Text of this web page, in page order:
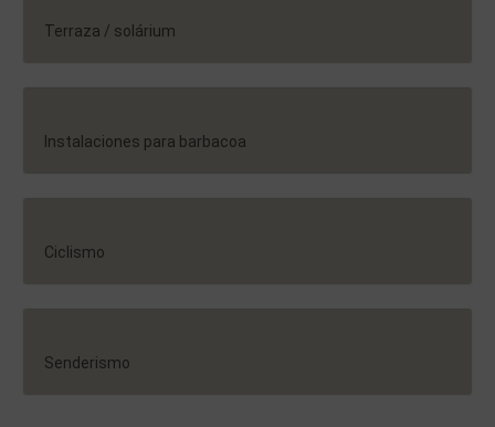
Terraza / solárium
Instalaciones para barbacoa
Ciclismo
Senderismo